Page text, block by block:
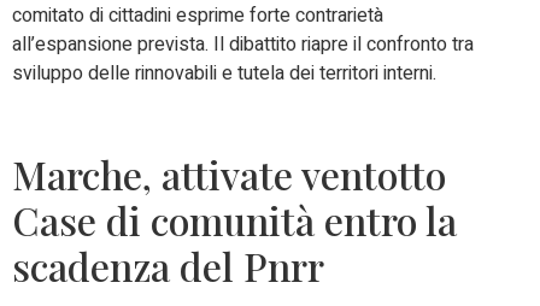
comitato di cittadini esprime forte contrarietà
all’espansione prevista. Il dibattito riapre il confronto tra
sviluppo delle rinnovabili e tutela dei territori interni.
Marche, attivate ventotto
Case di comunità entro la
scadenza del Pnrr